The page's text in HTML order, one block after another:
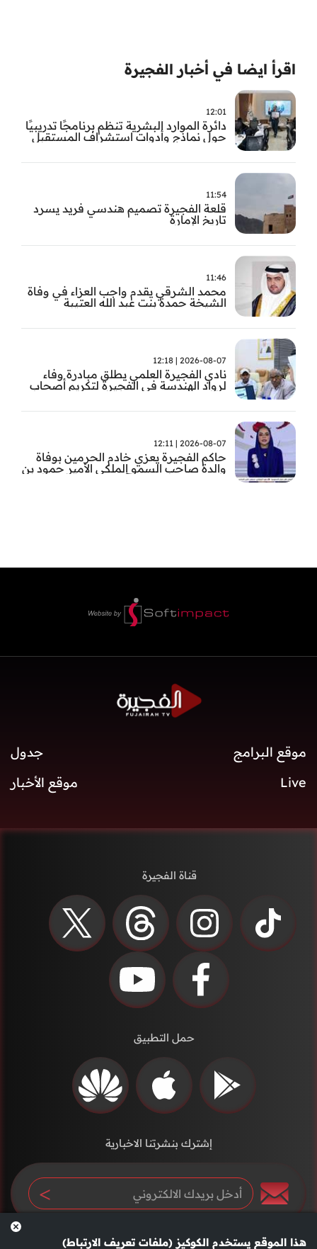
اقرأ ايضا في أخبار الفجيرة
12:01
دائرة الموارد البشرية تنظم برنامجًا تدريبيًا
حول نماذج وأدوات استشراف المستقبل
11:54
قلعة الفجيرة تصميم هندسي فريد يسرد
تاريخ الإمارة
11:46
محمد الشرقي يقدم واجب العزاء في وفاة
الشيخة حمدة بنت عبد الله العتيبة
2026-08-07 | 12:18
نادي الفجيرة العلمي يطلق مبادرة وفاء
لرواد الهندسة في الفجيرة لتكريم أصحاب
2026-08-07 | 12:11
حاكم الفجيرة يعزي خادم الحرمين بوفاة
والدة صاحب السمو الملكي الأمير حمود بن
هذا الموقع يستخدم الكوكيز (ملفات تعريف الارتباط)
موقع البرامج
جدول
Live
موقع الأخبار
قناة الفجيرة
حمل التطبيق
إشترك بنشرتنا الاخبارية